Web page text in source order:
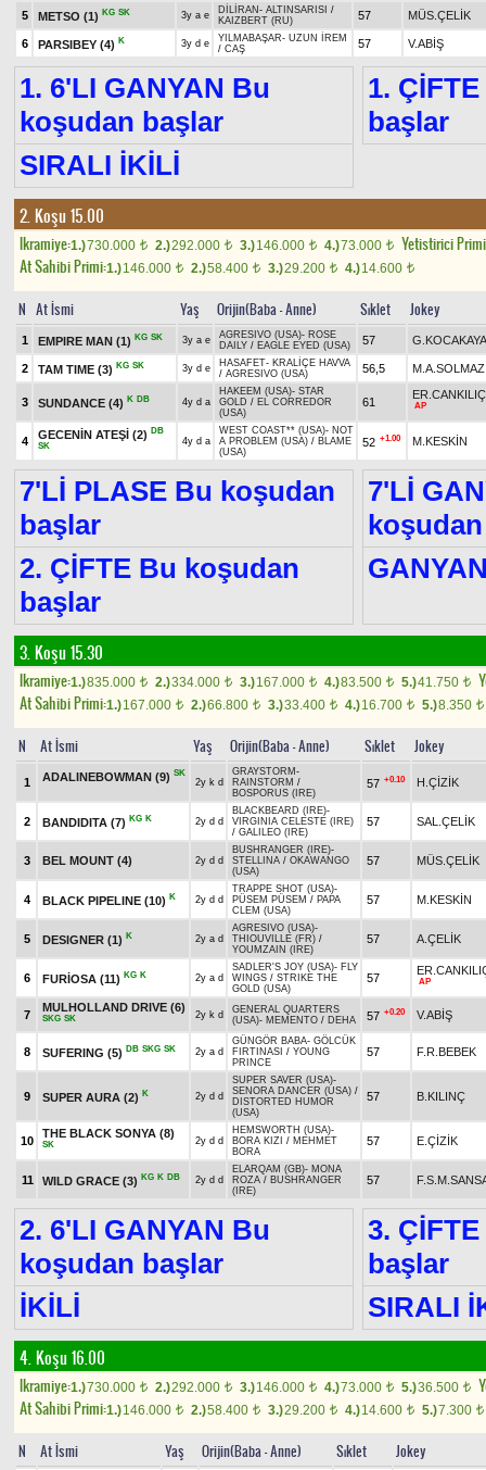
5 METSO (1) KG SK 3y a e DİLİRAN - ALTINSARISI /
KAIZBERT (RU)
57 MÜS.ÇELİK
6 PARSIBEY (4) K 3y d e YILMABAŞAR- UZUN İREM
/ CAŞ 57 V.ABİŞ
1. 6'LI GANYAN Bu
koşudan başlar
1.
başlar
SIRALI İKİLİ
2. Koşu 15.00
Ikramiye:1.)730.000 t 2.)292.000 t 3.)146.000 t 4.)73.000 t
Yetistirici
At Sahibi Primi:1.)146.000 t 2.)58.400 t 3.)29.200 t 4.)14.600 t
N At İsmi Yaş Orijin(Baba - Anne) Sıklet Jokey
1 EMPIRE MAN (1) KG SK 3y a e AGRESIVO (USA)- ROSE
DAILY / EAGLE EYED (USA) 57 G.KOCAKAYA
2 TAM TIME (3) KG SK 3y d e HASAFET- KRALİÇE HAVVA
/ AGRESIVO (USA) 56,5 M.A.SOLMAZ
3 SUNDANCE (4) K DB 4y d a
HAKEEM (USA)- STAR
GOLD / EL CORREDOR
(USA)
61
ER.CANKILIÇ
AP
4
GECENİN ATEŞİ (2) DB
SK
4y d a
WEST COAST** (USA)- NOT
A PROBLEM (USA) / BLAME
(USA)
52 +1.00 M.KESKİN
7'Lİ PLASE Bu koşudan
başlar
7'Lİ
2. ÇİFTE Bu koşudan
başlar
3. Koşu 15.30
Ikramiye:1.)835.000 t 2.)334.000 t 3.)167.000 t 4.)83.500 t 5.)41.750 t
At Sahibi Primi:1.)167.000 t 2.)66.800 t 3.)33.400 t 4.)16.700 t 5.)8.350 t
N At İsmi Yaş Orijin(Baba - Anne) Sıklet Jokey
1 ADALINEBOWMAN (9) SK
2y k d
GRAYSTORM -
RAINSTORM /
BOSPORUS (IRE)
57 +0.10 H.ÇİZİK
2 BANDIDITA (7) KG K 2y d d
BLACKBEARD (IRE)-
VIRGINIA CELESTE (IRE)
/ GALILEO (IRE)
57 SAL.ÇELİK
3 BEL MOUNT (4) 2y d d
BUSHRANGER (IRE)-
STELLINA / OKAWANGO
(USA)
57 MÜS.ÇELİK
4 BLACK PIPELINE (10) K 2y d d
TRAPPE SHOT (USA)-
PÜSEM PÜSEM / PAPA
CLEM (USA)
57 M.KESKİN
5 DESIGNER (1) K 2y a d
AGRESIVO (USA)-
THIOUVILLE (FR) /
YOUMZAIN (IRE)
57 A.ÇELİK
6 FURİOSA (11) KG K 2y a d
SADLER'S JOY (USA)- FLY
WINGS / STRIKE THE
GOLD (USA)
57 AP
7
MULHOLLAND DRIVE (6)
SKG SK 2y k d
GENERAL QUARTERS
(USA)- MEMENTO / DEHA 57 +0.20 V.ABİŞ
8 SUFERING (5) DB SKG SK 2y a d
GÜNGÖR BABA- GÖLCÜK
FIRTINASI / YOUNG
PRINCE
57 F.R.BEBEK
9 SUPER AURA (2) K 2y d d
SUPER SAVER (USA)-
SENORA DANCER (USA) /
DISTORTED HUMOR
(USA)
57 B.KILINÇ
10
THE BLACK SONYA (8)
SK 2y d d
HEMSWORTH (USA)-
BORA KIZI / MEHMET
BORA
57 E.ÇİZİK
11 WILD GRACE (3) KG K DB 2y d d
ELARQAM (GB)- MONA
ROZA / BUSHRANGER
(IRE)
57
2. 6'LI GANYAN Bu
koşudan başlar
3.
başlar
İKİLİ
SIRALI
4. Koşu 16.00
Ikramiye:1.)730.000 t 2.)292.000 t 3.)146.000 t 4.)73.000 t 5.)36.500 t
At Sahibi Primi:1.)146.000 t 2.)58.400 t 3.)29.200 t 4.)14.600 t 5.)7.300 t
N At İsmi Yaş Orijin(Baba - Anne) Sıklet Jokey